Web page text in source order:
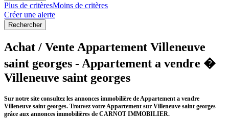
Plus de critèresMoins de critères
Créer une alerte
Achat / Vente Appartement Villeneuve
saint georges - Appartement a vendre �
Villeneuve saint georges
Sur notre site consultez les annonces immobilière de Appartement a vendre
Villeneuve saint georges. Trouvez votre Appartement sur Villeneuve saint georges
grâce aux annonces immobilières de CARNOT IMMOBILIER.